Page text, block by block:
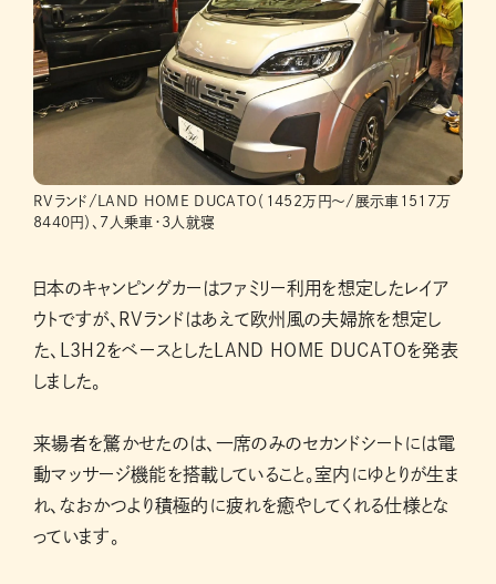
RVランド/LAND HOME DUCATO（1452万円〜/展示車1517万
8440円）、7人乗車・3人就寝
日本のキャンピングカーはファミリー利用を想定したレイア
ウトですが、RVランドはあえて欧州風の夫婦旅を想定し
た、L3H2をベースとしたLAND HOME DUCATOを発表
しました。
来場者を驚かせたのは、一席のみのセカンドシートには電
動マッサージ機能を搭載していること。室内にゆとりが生ま
れ、なおかつより積極的に疲れを癒やしてくれる仕様とな
っています。